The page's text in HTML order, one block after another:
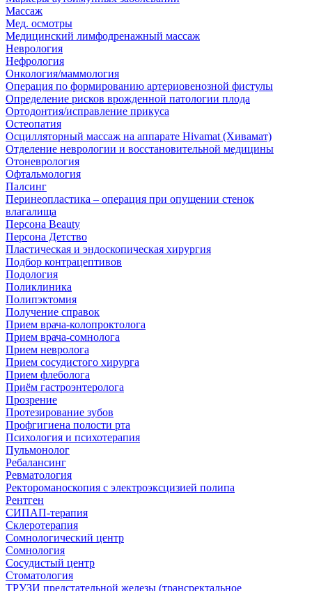
Массаж
Мед. осмотры
Медицинский лимфодренажный массаж
Неврология
Нефрология
Онкология/маммология
Операция по формированию артериовенозной фистулы
Определение рисков врожденной патологии плода
Ортодонтия/исправление прикуса
Остеопатия
Осцилляторный массаж на аппарате Hivamat (Хивамат)
Отделение неврологии и восстановительной медицины
Отоневрология
Офтальмология
Палсинг
Перинеопластика – операция при опущении стенок
влагалища
Персона Beauty
Персона Детство
Пластическая и эндоскопическая хирургия
Подбор контрацептивов
Подология
Поликлиника
Полипэктомия
Получение справок
Прием врача-колопроктолога
Прием врача-сомнолога
Прием невролога
Прием сосудистого хирурга
Прием флеболога
Приём гастроэнтеролога
Прозрение
Протезирование зубов
Профгигиена полости рта
Психология и психотерапия
Пульмонолог
Ребалансинг
Ревматология
Ректороманоскопия с электроэксцизией полипа
Рентген
СИПАП-терапия
Склеротерапия
Сомнологический центр
Сомнология
Сосудистый центр
Стоматология
ТРУЗИ предстательной железы (трансректальное